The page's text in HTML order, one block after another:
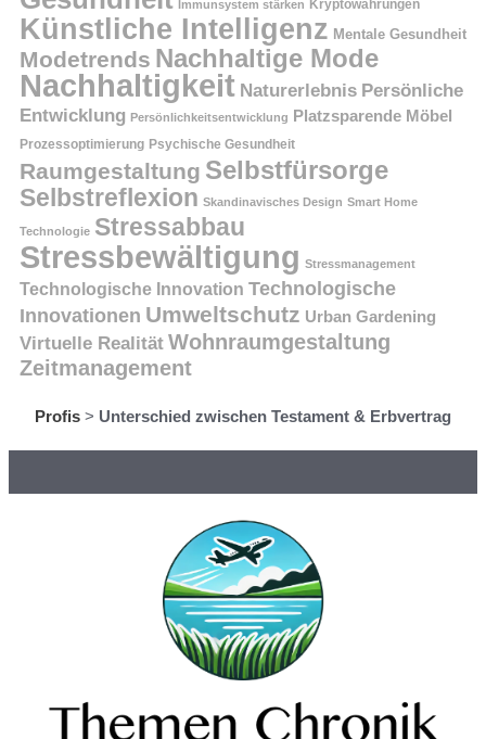
Immunsystem stärken Kryptowährungen
Künstliche Intelligenz Mentale Gesundheit
Modetrends Nachhaltige Mode
Nachhaltigkeit Naturerlebnis Persönliche
Entwicklung Persönlichkeitsentwicklung Platzsparende Möbel
Prozessoptimierung Psychische Gesundheit
Raumgestaltung Selbstfürsorge
Selbstreflexion Skandinavisches Design Smart Home
Technologie Stressabbau
Stressbewältigung Stressmanagement
Technologische Innovation Technologische
Innovationen Umweltschutz Urban Gardening
Virtuelle Realität Wohnraumgestaltung
Zeitmanagement
Profis > Unterschied zwischen Testament & Erbvertrag